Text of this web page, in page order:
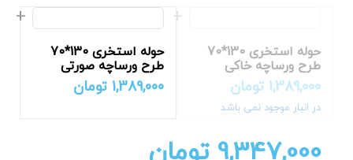
حوله استخری 130*70
طرح ورساچه خاکی
1,389,000 تومان
در انبار موجود نمی باشد
حوله استخری 130*70
طرح ورساچه صورتی
1,389,000 تومان
9,347,000 تومان